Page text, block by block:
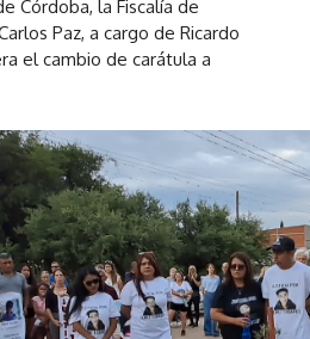
Córdoba, la Fiscalía de
Paz, a cargo de Ricardo
el cambio de carátula a